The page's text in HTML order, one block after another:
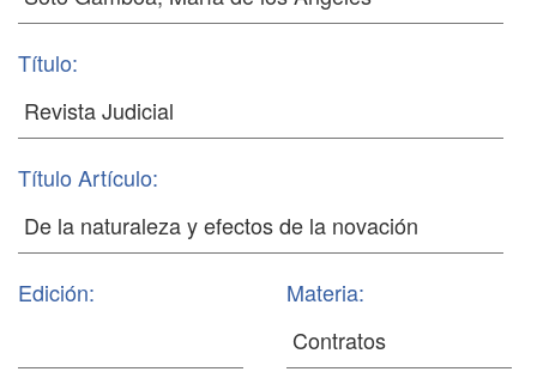
Título:
Título Artículo:
Edición: Materia: